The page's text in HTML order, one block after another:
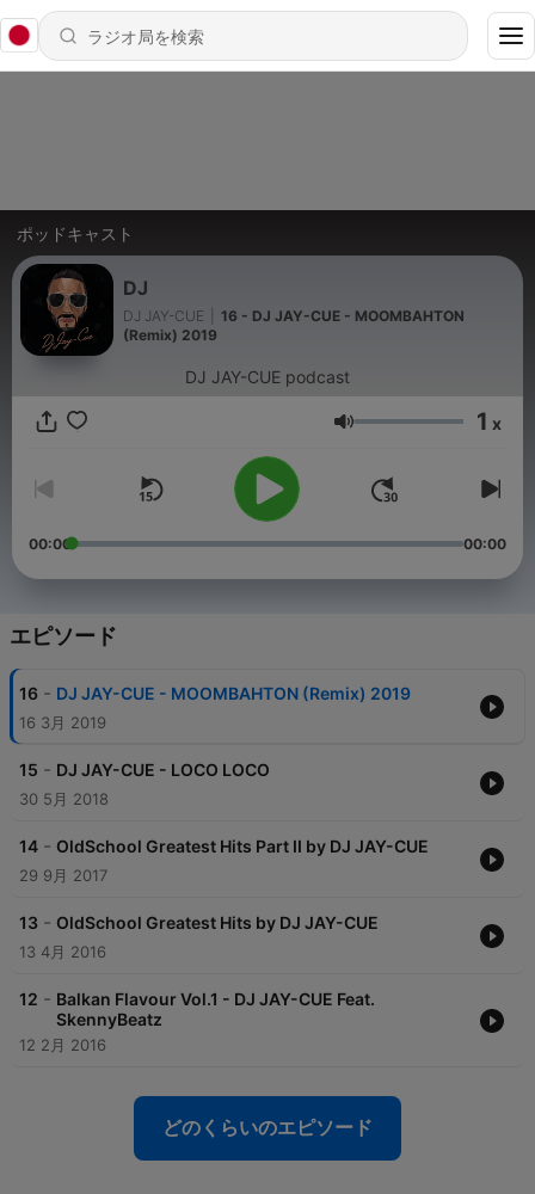
ポッドキャスト
DJ
DJ JAY-CUE
16 - DJ JAY-CUE - MOOMBAHTON
(Remix) 2019
DJ JAY-CUE podcast
音量 1 x
00:00 00:00
エピソード
16 - DJ JAY-CUE - MOOMBAHTON (Remix) 2019
16 3月 2019
15 - DJ JAY-CUE - LOCO LOCO
30 5月 2018
14 - OldSchool Greatest Hits Part II by DJ JAY-CUE
29 9月 2017
13 - OldSchool Greatest Hits by DJ JAY-CUE
13 4月 2016
12 - Balkan Flavour Vol.1 - DJ JAY-CUE Feat.
SkennyBeatz
12 2月 2016
どのくらいのエピソード